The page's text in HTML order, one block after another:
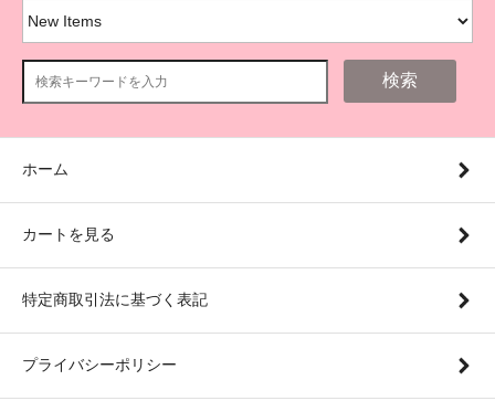
検索
ホーム
カートを見る
特定商取引法に基づく表記
プライバシーポリシー